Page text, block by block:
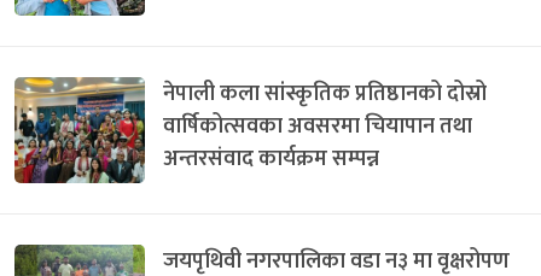
नेपाली कला सांस्कृतिक प्रतिष्ठानको दोस्रो
वार्षिकोत्सवका अवसरमा चियापान तथा
अन्तरसंवाद कार्यक्रम सम्पन्न
जयपृथिवी नगरपालिका वडा न३ मा वृक्षरोपण